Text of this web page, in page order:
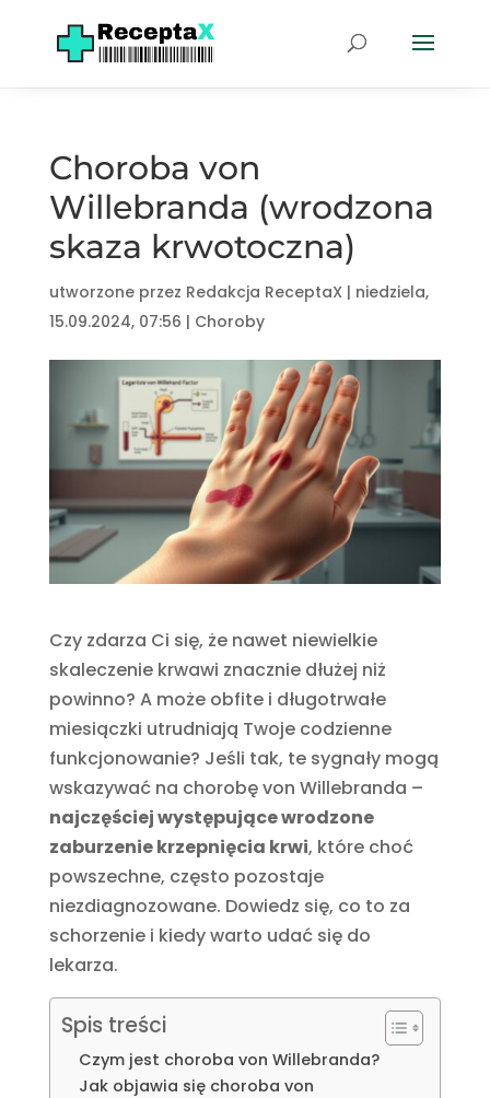
Choroba von
Willebranda (wrodzona
skaza krwotoczna)
utworzone przez Redakcja ReceptaX| niedziela,
15.09.2024, 07:56 | Choroby
Czy zdarza Ci się, że nawet niewielkie
skaleczenie krwawi znacznie dłużej niż
powinno? A może obfite i długotrwałe
miesiączki utrudniają Twoje codzienne
funkcjonowanie? Jeśli tak, te sygnały mogą
wskazywać na chorobę von Willebranda –
najczęściej występujące wrodzone
zaburzenie krzepnięcia krwi, które choć
powszechne, często pozostaje
niezdiagnozowane. Dowiedz się, co to za
schorzenie i kiedy warto udać się do
lekarza.
Spis treści
Czym jest choroba von Willebranda?
Jak objawia się choroba von